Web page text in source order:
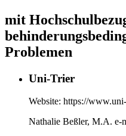
mit
Problemen
Uni-Trier
Website: https://
Nathalie Beßler, M.A. e-